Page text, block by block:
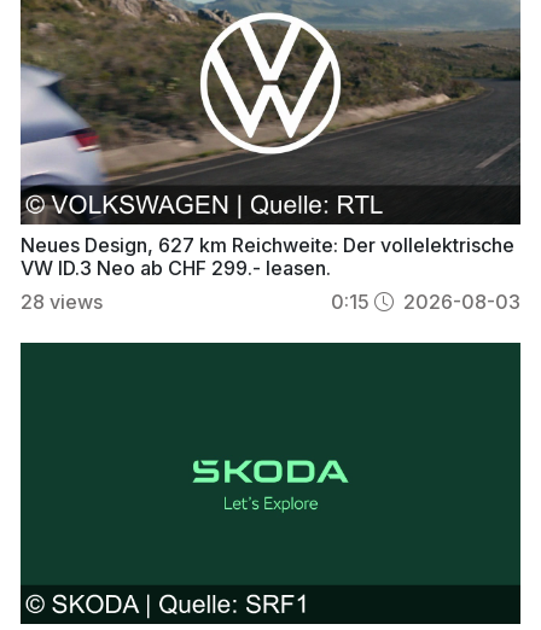
Neues Design, 627 km Reichweite: Der vollelektrische
VW ID.3 Neo ab CHF 299.- leasen.
28 views 0:15 2026-08-03